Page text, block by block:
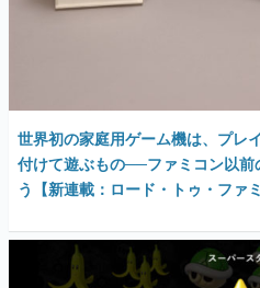
世界初の家庭用ゲーム機は、プレ
付けて遊ぶもの──ファミコン以
う【新連載：ロード・トゥ・ファ